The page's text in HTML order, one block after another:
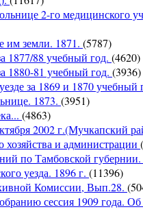
2-го медицинского
земли. 1871. (5787)
1877/88 учебный год. (4620)
1880-81 учебный год. (3936)
за 1869 и 1870 учебный
1873. (3951)
(4863)
2002 г.(Мучкапский
хозяйства и администрации
по Тамбовской
уезда. 1896 г. (11396)
Комиссии, Вып.28.
сессия 1909 года. Об